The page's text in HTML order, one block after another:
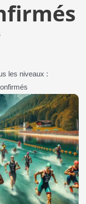
les niveaux :